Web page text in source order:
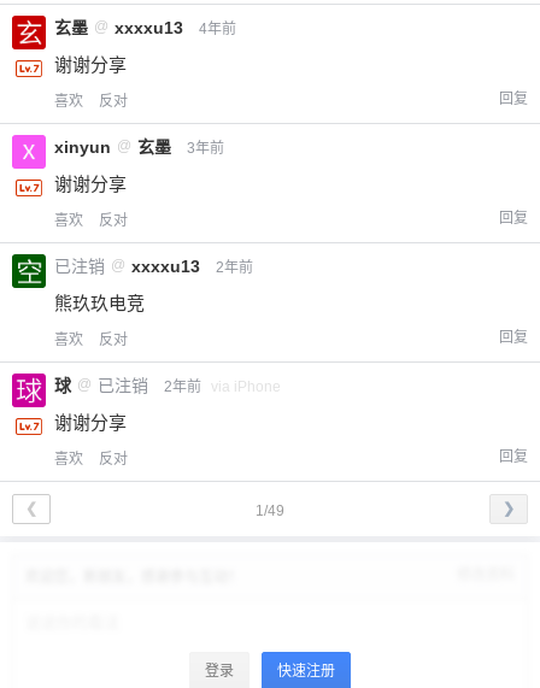
玄墨 @ xxxxu13 4年前
谢谢分享
喜欢 反对 回复
xinyun @ 玄墨 3年前
谢谢分享
喜欢 反对 回复
已注销 @ xxxxu13 2年前
熊玖玖电竞
喜欢 反对 回复
球 @ 已注销 2年前 via iPhone
谢谢分享
喜欢 反对 回复
1/49
❮ ❯
登录 快速注册